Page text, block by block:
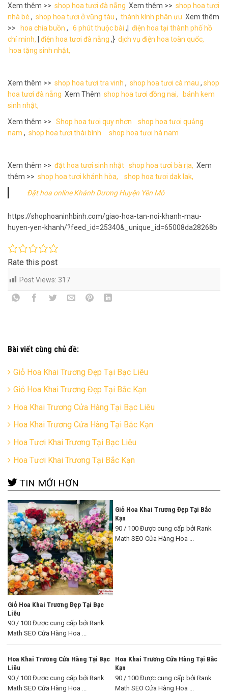
Xem thêm >> shop hoa tươi đà nẵng Xem thêm >> shop hoa tươi
nhà bè , shop hoa tươi ở vũng tàu , thành kính phân ưu Xem thêm
>>
hoa chia buồn , 6 phút thuộc bài ,| điện hoa tại thành phố hồ
chí minh,
điện hoa tươi đà nẵng ,} dịch vụ điện hoa toàn quốc,
hoa tặng sinh nhật,
Xem thêm >> shop hoa tươi tra vinh , shop hoa tươi cà mau , shop
hoa tươi đà nẵng Xem Thêm shop hoa tươi đồng nai,
bánh kem
sinh nhật,
Xem thêm >> Shop hoa tươi quy nhơn
shop hoa tươi quảng
nam , shop hoa tươi thái bình shop hoa tươi hà nam
Xem thêm >> đặt hoa tươi sinh nhật shop hoa tươi bà rịa, Xem
thêm >> shop hoa tươi khánh hòa,
shop hoa tươi dak lak,
Đặt hoa online Khánh Dương Huyện Yên Mô
https://shophoaninhbinh.com/giao-hoa-tan-noi-khanh-mau-
huyen-yen-khanh/?feed_id=25340&_unique_id=65008da28268b
Rate this post
Post Views: 317
Bài viết cùng chủ đề:
Giỏ Hoa Khai Trương Đẹp Tại Bạc Liêu
Giỏ Hoa Khai Trương Đẹp Tại Bắc Kạn
Hoa Khai Trương Cửa Hàng Tại Bạc Liêu
Hoa Khai Trương Cửa Hàng Tại Bắc Kạn
Hoa Tươi Khai Trương Tại Bạc Liêu
Hoa Tươi Khai Trương Tại Bắc Kạn
TIN MỚI HƠN
Giỏ Hoa Khai Trương Đẹp Tại Bạc
Liêu
90 / 100 Được cung cấp bởi Rank
Math SEO Cửa Hàng Hoa ...
Giỏ Hoa Khai Trương Đẹp Tại Bắc
Kạn
90 / 100 Được cung cấp bởi Rank
Math SEO Cửa Hàng Hoa ...
Hoa Khai Trương Cửa Hàng Tại Bạc
Liêu
90 / 100 Được cung cấp bởi Rank
Math SEO Cửa Hàng Hoa ...
Hoa Khai Trương Cửa Hàng Tại Bắc
Kạn
90 / 100 Được cung cấp bởi Rank
Math SEO Cửa Hàng Hoa ...